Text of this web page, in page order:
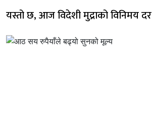
यस्तो छ, आज विदेशी मुद्राको विनिमय दर